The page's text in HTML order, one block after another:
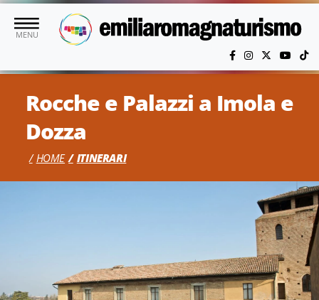
Vai al contenuto principale
MENU
Rocche e Palazzi a Imola e
Dozza
HOME ITINERARI